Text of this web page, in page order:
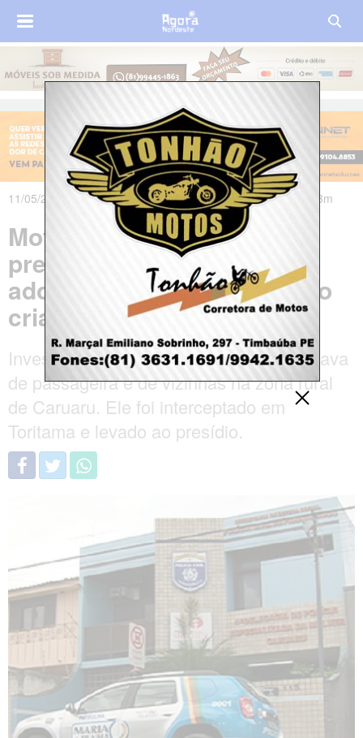
11/05/2026 às 19h00m - Atualizado em 12/05/2026 às 07h13m
Motorista de van escolar é
preso suspeito de estuprar
adolescente e outras quatro
crianças em Caruaru
Investigação aponta que o homem abusava
de passageira e de vizinhas na zona rural
de Caruaru. Ele foi interceptado em
Toritama e levado ao presídio.